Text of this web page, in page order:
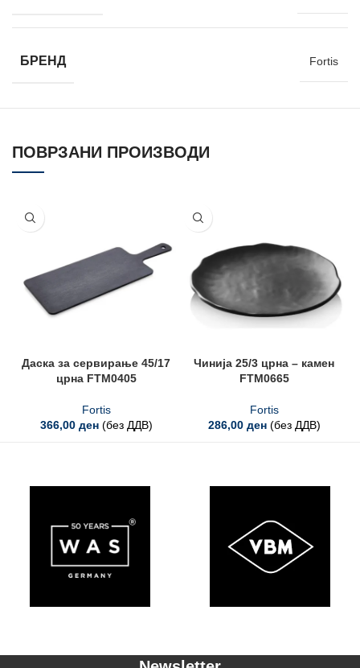
БРЕНД Fortis
ПОВРЗАНИ ПРОИЗВОДИ
Даска за сервирање 45/17
црна FTM0405
Fortis
366,00 ден (без ДДВ)
Чинија 25/3 црна – камен
FTM0665
Fortis
286,00 ден (без ДДВ)